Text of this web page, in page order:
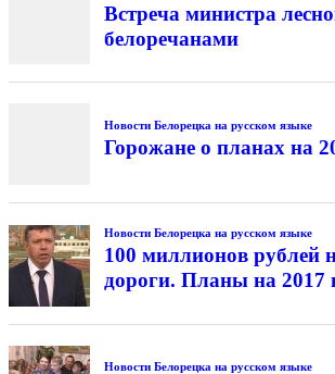
Встреча министра
белоречанами
Новости Белорецка на русском языке
Горожане о планах на
Новости Белорецка на русском языке
100 миллионов рублей
дороги. Планы на 2017
Новости Белорецка на русском языке